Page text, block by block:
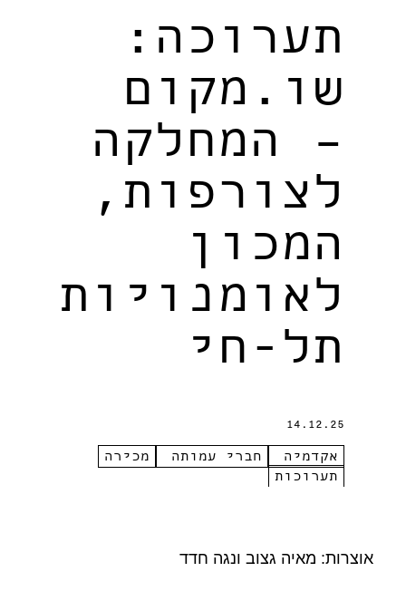
תערוכה:
שו.מקום
– המחלקה
לצורפות,
המכון
לאומנויות
תל-חי
14.12.25
אקדמיה חברי עמותה
מכירה
תערוכות
אוצרות: מאיה גצוב ונגה חדד